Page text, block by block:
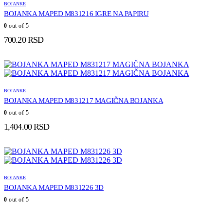
BOJANKE
BOJANKA MAPED M831216 IGRE NA PAPIRU
0 out of 5
700.20RSD
BOJANKE
BOJANKA MAPED M831217 MAGIČNA BOJANKA
0 out of 5
1,404.00RSD
BOJANKE
BOJANKA MAPED M831226 3D
0 out of 5